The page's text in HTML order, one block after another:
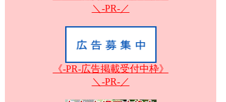
＼-PR-／
《-PR-広告掲載受付中枠》
＼-PR-／